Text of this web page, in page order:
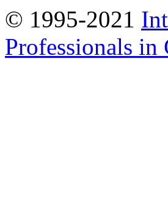
© 1995-2021
Professionals